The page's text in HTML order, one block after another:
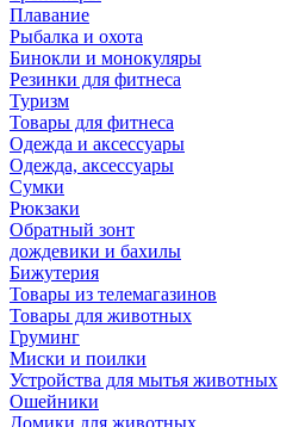
Плавание
Рыбалка и охота
Бинокли и монокуляры
Резинки для фитнеса
Туризм
Товары для фитнеса
Одежда и аксессуары
Одежда, аксессуары
Сумки
Рюкзаки
Обратный зонт
дождевики и бахилы
Бижутерия
Товары из телемагазинов
Товары для животных
Груминг
Миски и поилки
Устройства для мытья животных
Ошейники
Домики для животных